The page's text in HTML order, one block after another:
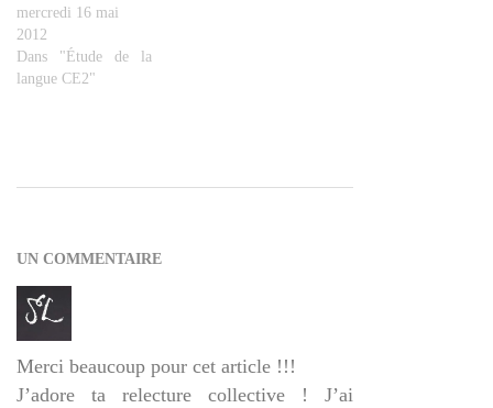
mercredi 16 mai
2012
Dans "Étude de la
langue CE2"
02
UN COMMENTAIRE
Merci beaucoup pour cet article !!!
J’adore ta relecture collective ! J’ai